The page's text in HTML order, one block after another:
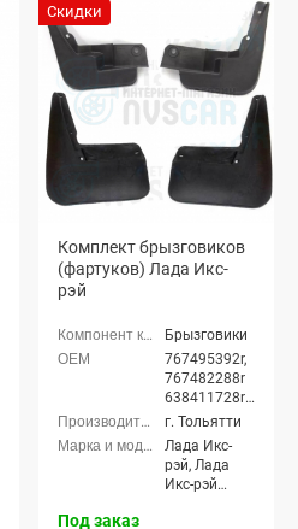
Скидки
Комплект брызговиков
(фартуков) Лада Икс-
рэй
Брызговики
767495392r,
767482288r
638411728r,
638401801r
г. Тольятти
Лада Икс-
рэй, Лада
Икс-рэй
Под заказ